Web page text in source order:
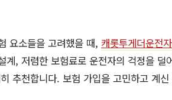
요소들을 고려했을 때, 캐롯투게더운전
계, 저렴한 보험료로 운전자의 걱정을 덜
추천합니다. 보험 가입을 고민하고 계